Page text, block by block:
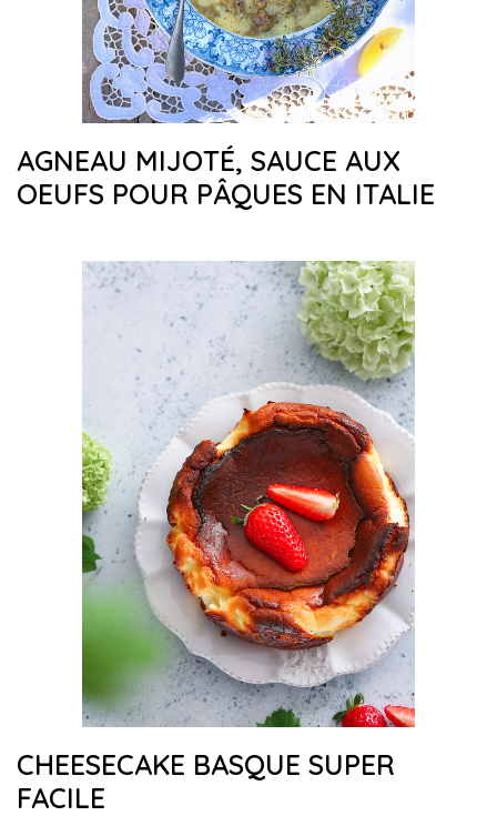
AGNEAU MIJOTÉ, SAUCE AUX
OEUFS POUR PÂQUES EN ITALIE
CHEESECAKE BASQUE SUPER
FACILE